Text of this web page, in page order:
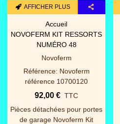
AFFICHER PLUS
Accueil
URMET KIT VIDÉO
COULEUR TACTILE MINI
NOTE + 2 BP
URMET
Référence: urmet note 2 Réf
:1723/72
1 650,00 €
Kit vidéo couleur tactile Mini